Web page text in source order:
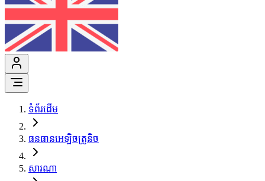
ទំព័រដើម
ធនធានអេឡិចត្រូនិច
សារណា